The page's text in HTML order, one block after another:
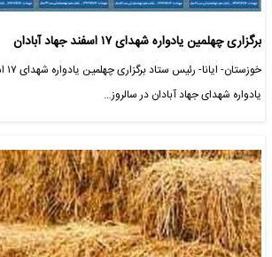
برگزاری چهلمین یادواره شهدای ۱۷ اسفند جهاد آبادان
یادواره شهدای جهاد آبادان در سالروز…